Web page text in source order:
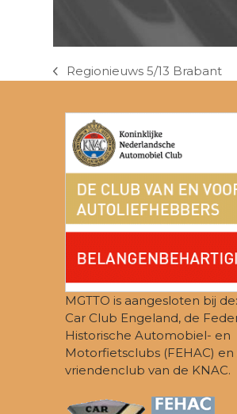
previous
Regionieuws 5/13 Brabant
MGTTO is aangesloten bij
Car Club Engeland, de
Historische Automobiel- en
Motorfietsclubs (FEHAC) en
vriendenclub van de KNAC.